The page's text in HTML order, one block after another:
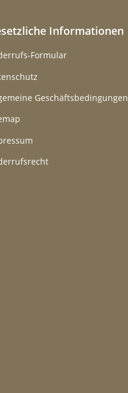
Informationen
Formular
Geschäftsbedingungen